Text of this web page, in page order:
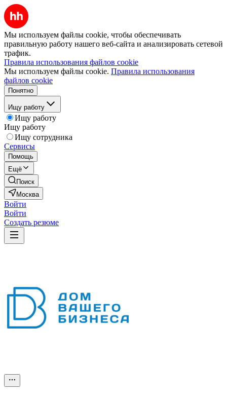
Мы используем файлы cookie, чтобы обеспечивать
правильную работу нашего веб-сайта и анализировать сетевой
трафик.
Правила использования файлов cookie
Мы используем файлы cookie. Правила использования
файлов cookie
Понятно
Ищу работу
Ищу работу
Ищу работу
Ищу сотрудника
Сервисы
Помощь
Ещё
Поиск
Москва
Войти
Войти
Создать резюме